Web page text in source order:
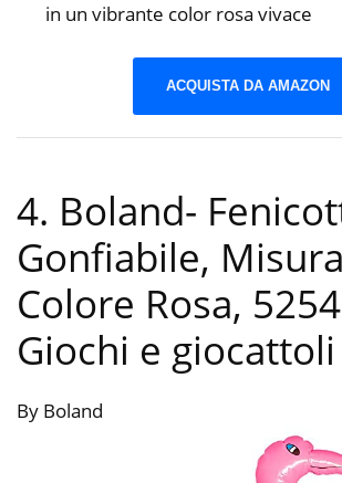
in un vibrante color rosa vivace
ACQUISTA DA AMAZON
4. Boland-
Gonfiabile,
Colore Rosa,
Giochi e giocattoli
By Boland